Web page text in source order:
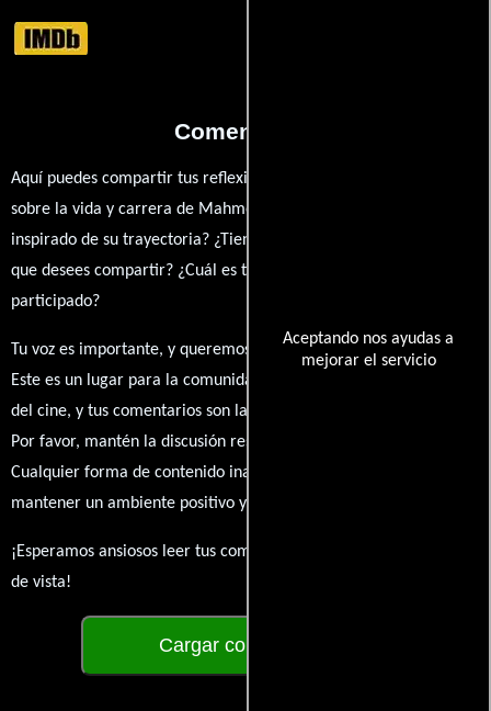
Aceptando nos ayudas a
mejorar el servicio
Comentarios
Aquí puedes compartir tus reflexiones, anécdotas y opiniones
sobre la vida y carrera de Mahmoud Barracuda. ¿Qué te ha
inspirado de su trayectoria? ¿Tienes alguna anécdota personal
que desees compartir? ¿Cuál es tu película favorita en la que ha
participado?
Tu voz es importante, y queremos escuchar tus pensamientos.
Este es un lugar para la comunidad de admiradores y amantes
del cine, y tus comentarios son la esencia de esta conversación.
Por favor, mantén la discusión respetuosa y constructiva.
Cualquier forma de contenido inapropiado será eliminado para
mantener un ambiente positivo y enriquecedor para todos.
¡Esperamos ansiosos leer tus comentarios y conocer tus puntos
de vista!
Cargar comentarios